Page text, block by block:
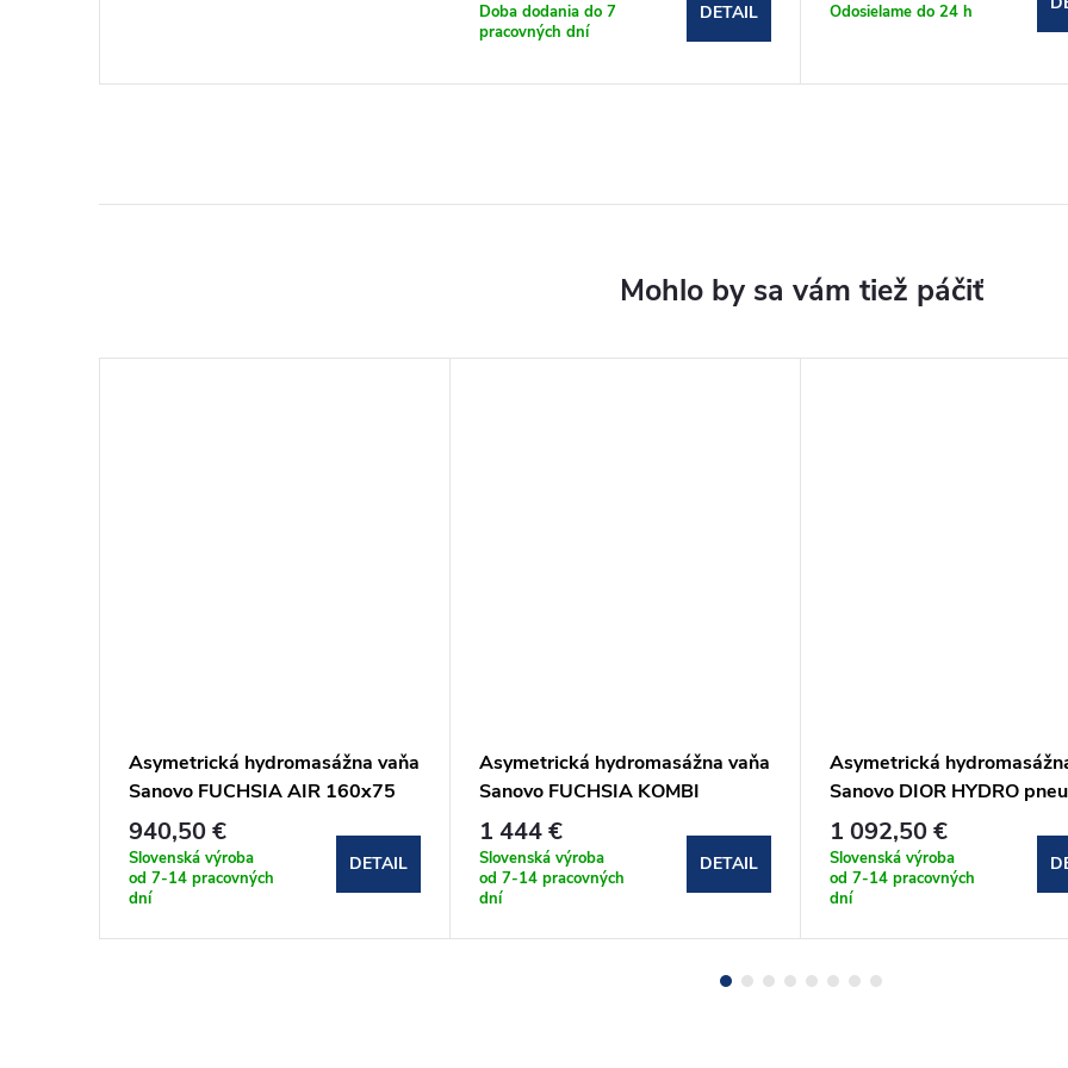
Doba dodania do 7
pracovných dní
DETAIL Odosielame do 24 h
Asymetrická hydromasážna vaňa
Sanovo FUCHSIA AIR 160x75
(FUCH_160x75AP)
940,50 €
Slovenská výroba
od 7-14 pracovných
dní
DETAIL
Asymetrická hydromasážna vaňa
Sanovo FUCHSIA KOMBI
ELEKTRO 170x75 cm
(FUCH_170x75KE)
1 444 €
Slovenská výroba
od 7-14 pracovných
dní
DETAIL
Asymetrická
Sanovo DIOR HYDRO pneu
160x90 cm (DIO_160x90H)
1 092,50 €
Slovenská výroba
od 7-14 pracovných
dní